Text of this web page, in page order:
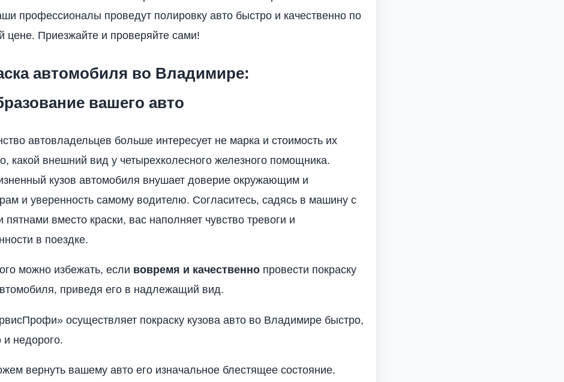
профессионалы проведут полировку авто быстро и качественно по
цене. Приезжайте и проверяйте сами!
автомобиля во Владимире:
вашего авто
автовладельцев больше интересует не марка и стоимость их
какой внешний вид у четырехколесного железного помощника.
кузов автомобиля внушает доверие окружающим и
и уверенность самому водителю. Согласитесь, садясь в машину с
вместо краски, вас наполняет чувство тревоги и
в поездке.
можно избежать, если вовремя и качественно провести покраску
приведя его в надлежащий вид.
осуществляет покраску кузова авто во Владимире быстро,
недорого.
вернуть вашему авто его изначальное блестящее состояние.